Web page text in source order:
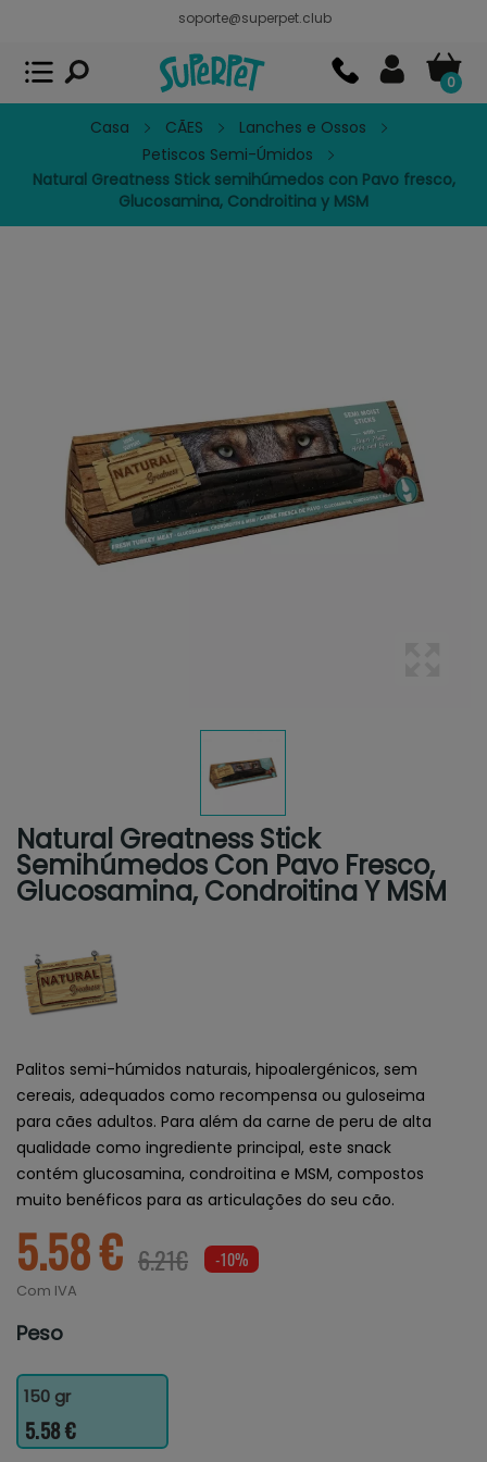
soporte@superpet.club
0
Casa CÃES
Lanches e Ossos
Petiscos Semi-Úmidos
Natural Greatness Stick semihúmedos con Pavo fresco,
Glucosamina, Condroitina y MSM
Natural Greatness Stick
Semihúmedos Con Pavo Fresco,
Glucosamina, Condroitina Y MSM
Palitos semi-húmidos naturais, hipoalergénicos, sem
cereais, adequados como recompensa ou guloseima
para cães adultos. Para além da carne de peru de alta
qualidade como ingrediente principal, este snack
contém glucosamina, condroitina e MSM, compostos
muito benéficos para as articulações do seu cão.
5.58 € 6.21€ -10%
Com IVA
Peso
150 gr
5.58 €
Superpet, comida para mascotas
APP GRATIS - En Google Play